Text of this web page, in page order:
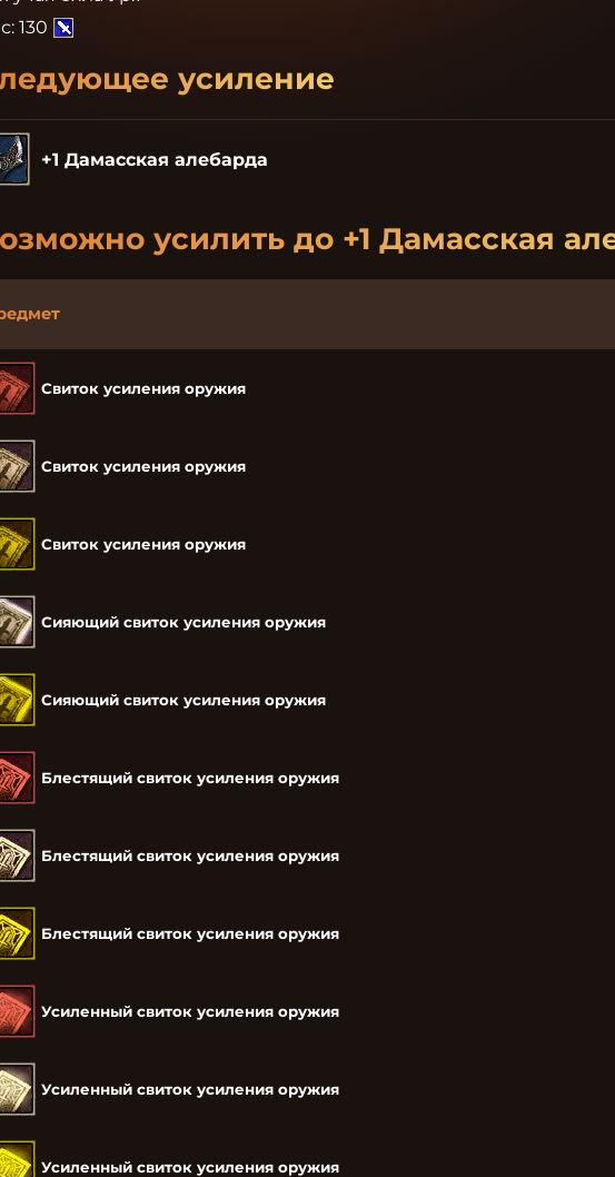
130
усиление
+1 Дамасская алебарда
усилить до +1 Дамасская
Свиток усиления оружия
Свиток усиления оружия
Свиток усиления оружия
Сияющий свиток усиления оружия
Сияющий свиток усиления оружия
Блестящий свиток усиления оружия
Блестящий свиток усиления оружия
Блестящий свиток усиления оружия
Усиленный свиток усиления оружия
Усиленный свиток усиления оружия
Усиленный свиток усиления оружия